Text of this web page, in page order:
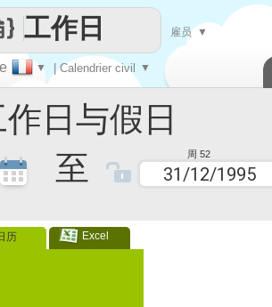
与假日
至 周 52
历 Excel
每一天
▼ | Calendrier civil ▼
工作日 雇员 ▼